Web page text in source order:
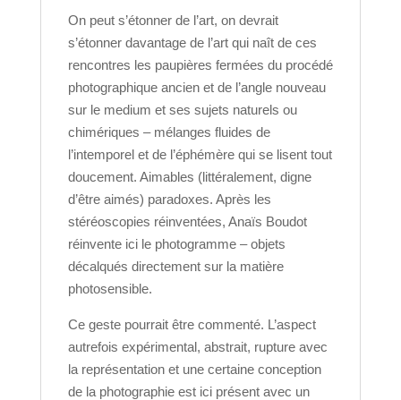
On peut s’étonner de l’art, on devrait
s’étonner davantage de l’art qui naît de ces
rencontres les paupières fermées du procédé
photographique ancien et de l’angle nouveau
sur le medium et ses sujets naturels ou
chimériques – mélanges fluides de
l’intemporel et de l’éphémère qui se lisent tout
doucement. Aimables (littéralement, digne
d’être aimés) paradoxes. Après les
stéréoscopies réinventées, Anaïs Boudot
réinvente ici le photogramme – objets
décalqués directement sur la matière
photosensible.
Ce geste pourrait être commenté. L’aspect
autrefois expérimental, abstrait, rupture avec
la représentation et une certaine conception
de la photographie est ici présent avec un